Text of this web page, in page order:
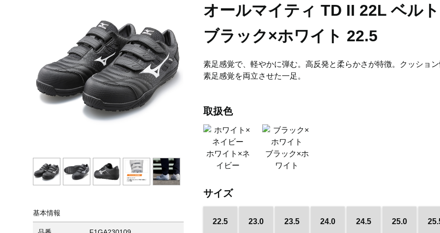
基本情報
オールマイティ TD II 22L ベルト
ブラック×ホワイト 22.5
素足感覚で、軽やかに弾む。高反発と柔らかさが特徴。クッション
素足感覚を両立させた一足。
取扱色
ホワイト×ネ
イビー
ブラック×ホ
ワイト
サイズ
22.5 23.0 23.5 24.0 24.5 25.0